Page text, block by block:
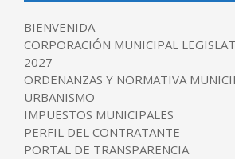
BIENVENIDA
CORPORACIÓN MUNICIPAL
2027
ORDENANZAS Y NORMATIVA
URBANISMO
IMPUESTOS MUNICIPALES
PERFIL DEL CONTRATANTE
PORTAL DE TRANSPARENCIA